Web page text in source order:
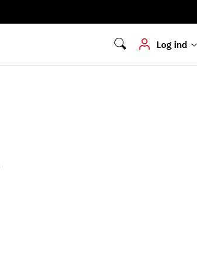
Log ind
Hvis du skal
dokumenter digitalt